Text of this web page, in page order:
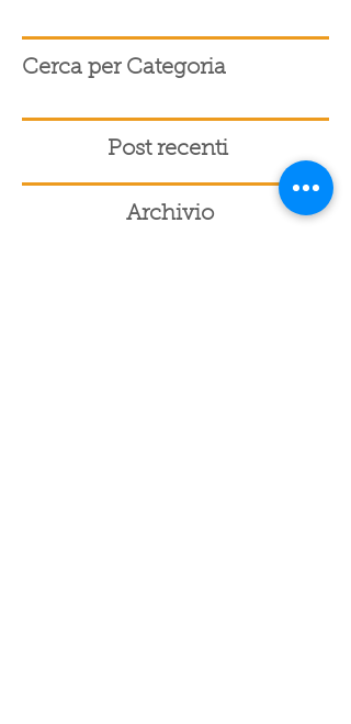
Cerca per Categoria
Post recenti
Archivio